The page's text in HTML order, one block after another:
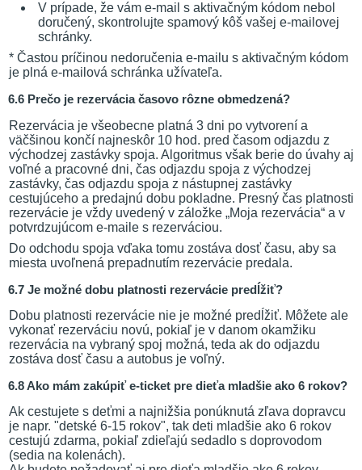
V prípade, že vám e-mail s aktivačným kódom nebol
doručený, skontrolujte spamový kôš vašej e-mailovej
schránky.
* Častou príčinou nedoručenia e-mailu s aktivačným kódom
je plná e-mailová schránka užívateľa.
6.6 Prečo je rezervácia časovo rôzne obmedzená?
Rezervácia je všeobecne platná 3 dni po vytvorení a
väčšinou končí najneskôr 10 hod. pred časom odjazdu z
východzej zastávky spoja. Algoritmus však berie do úvahy aj
voľné a pracovné dni, čas odjazdu spoja z východzej
zastávky, čas odjazdu spoja z nástupnej zastávky
cestujúceho a predajnú dobu pokladne. Presný čas platnosti
rezervácie je vždy uvedený v záložke „Moja rezervácia“ a v
potvrdzujúcom e-maile s rezerváciou.
Do odchodu spoja vďaka tomu zostáva dosť času, aby sa
miesta uvoľnená prepadnutím rezervácie predala.
6.7 Je možné dobu platnosti rezervácie predĺžiť?
Dobu platnosti rezervácie nie je možné predĺžiť. Môžete ale
vykonať rezerváciu novú, pokiaľ je v danom okamžiku
rezervácia na vybraný spoj možná, teda ak do odjazdu
zostáva dosť času a autobus je voľný.
6.8 Ako mám zakúpiť e-ticket pre dieťa mladšie ako 6 rokov?
Ak cestujete s deťmi a najnižšia ponúknutá zľava dopravcu
je napr. "detské 6-15 rokov", tak deti mladšie ako 6 rokov
cestujú zdarma, pokiaľ zdieľajú sedadlo s doprovodom
(sedia na kolenách).